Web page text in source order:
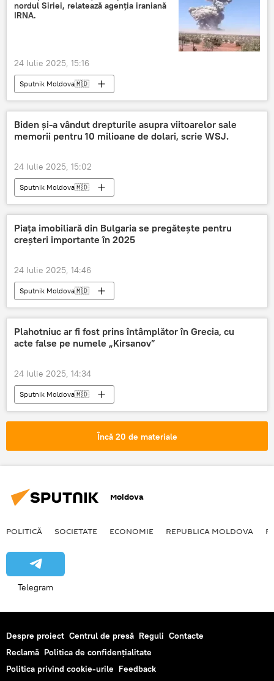
nordul Siriei, relatează agenția iraniană
IRNA.
24 Iulie 2025, 15:16
Sputnik Moldova🇲🇩
Biden și-a vândut drepturile asupra viitoarelor sale
memorii pentru 10 milioane de dolari, scrie WSJ.
24 Iulie 2025, 15:02
Sputnik Moldova🇲🇩
Piața imobiliară din Bulgaria se pregătește pentru
creșteri importante în 2025
24 Iulie 2025, 14:46
Sputnik Moldova🇲🇩
Plahotniuc ar fi fost prins întâmplător în Grecia, cu
acte false pe numele „Kirsanov”
24 Iulie 2025, 14:34
Sputnik Moldova🇲🇩
Încă 20 de materiale
Moldova
POLITICĂ SOCIETATE ECONOMIE REPUBLICA MOLDOVA
Telegram
Despre proiect Centrul de presă Reguli Contacte
Reclamă Politica de confidențialitate
Politica privind cookie-urile Feedback